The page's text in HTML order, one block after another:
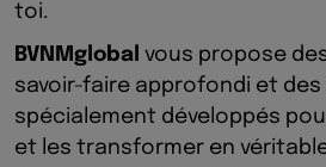
toi.
BVNMglobal vous propose
savoir-faire approfondi et
spécialement développés
et les transformer en